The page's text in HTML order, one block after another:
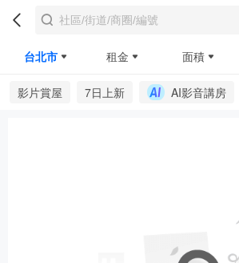
台北市 租金 面積
影片賞屋 7日上新 AI影音講房